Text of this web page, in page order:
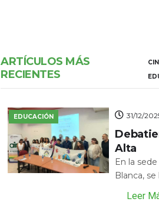
ARTÍCULOS MÁS
RECIENTES
EDUCACIÓN 31/12/
Alta
En la
Blanca,
Leer